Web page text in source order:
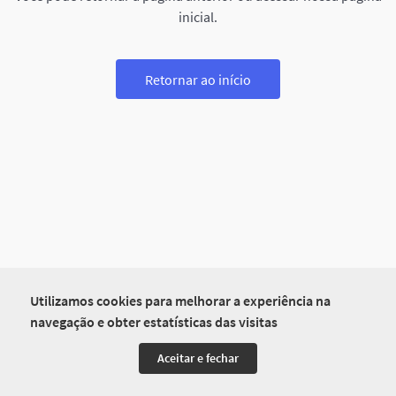
Utilizamos cookies para melhorar a experiência na
navegação e obter estatísticas das visitas
Aceitar e fechar
inicial.
Retornar ao início